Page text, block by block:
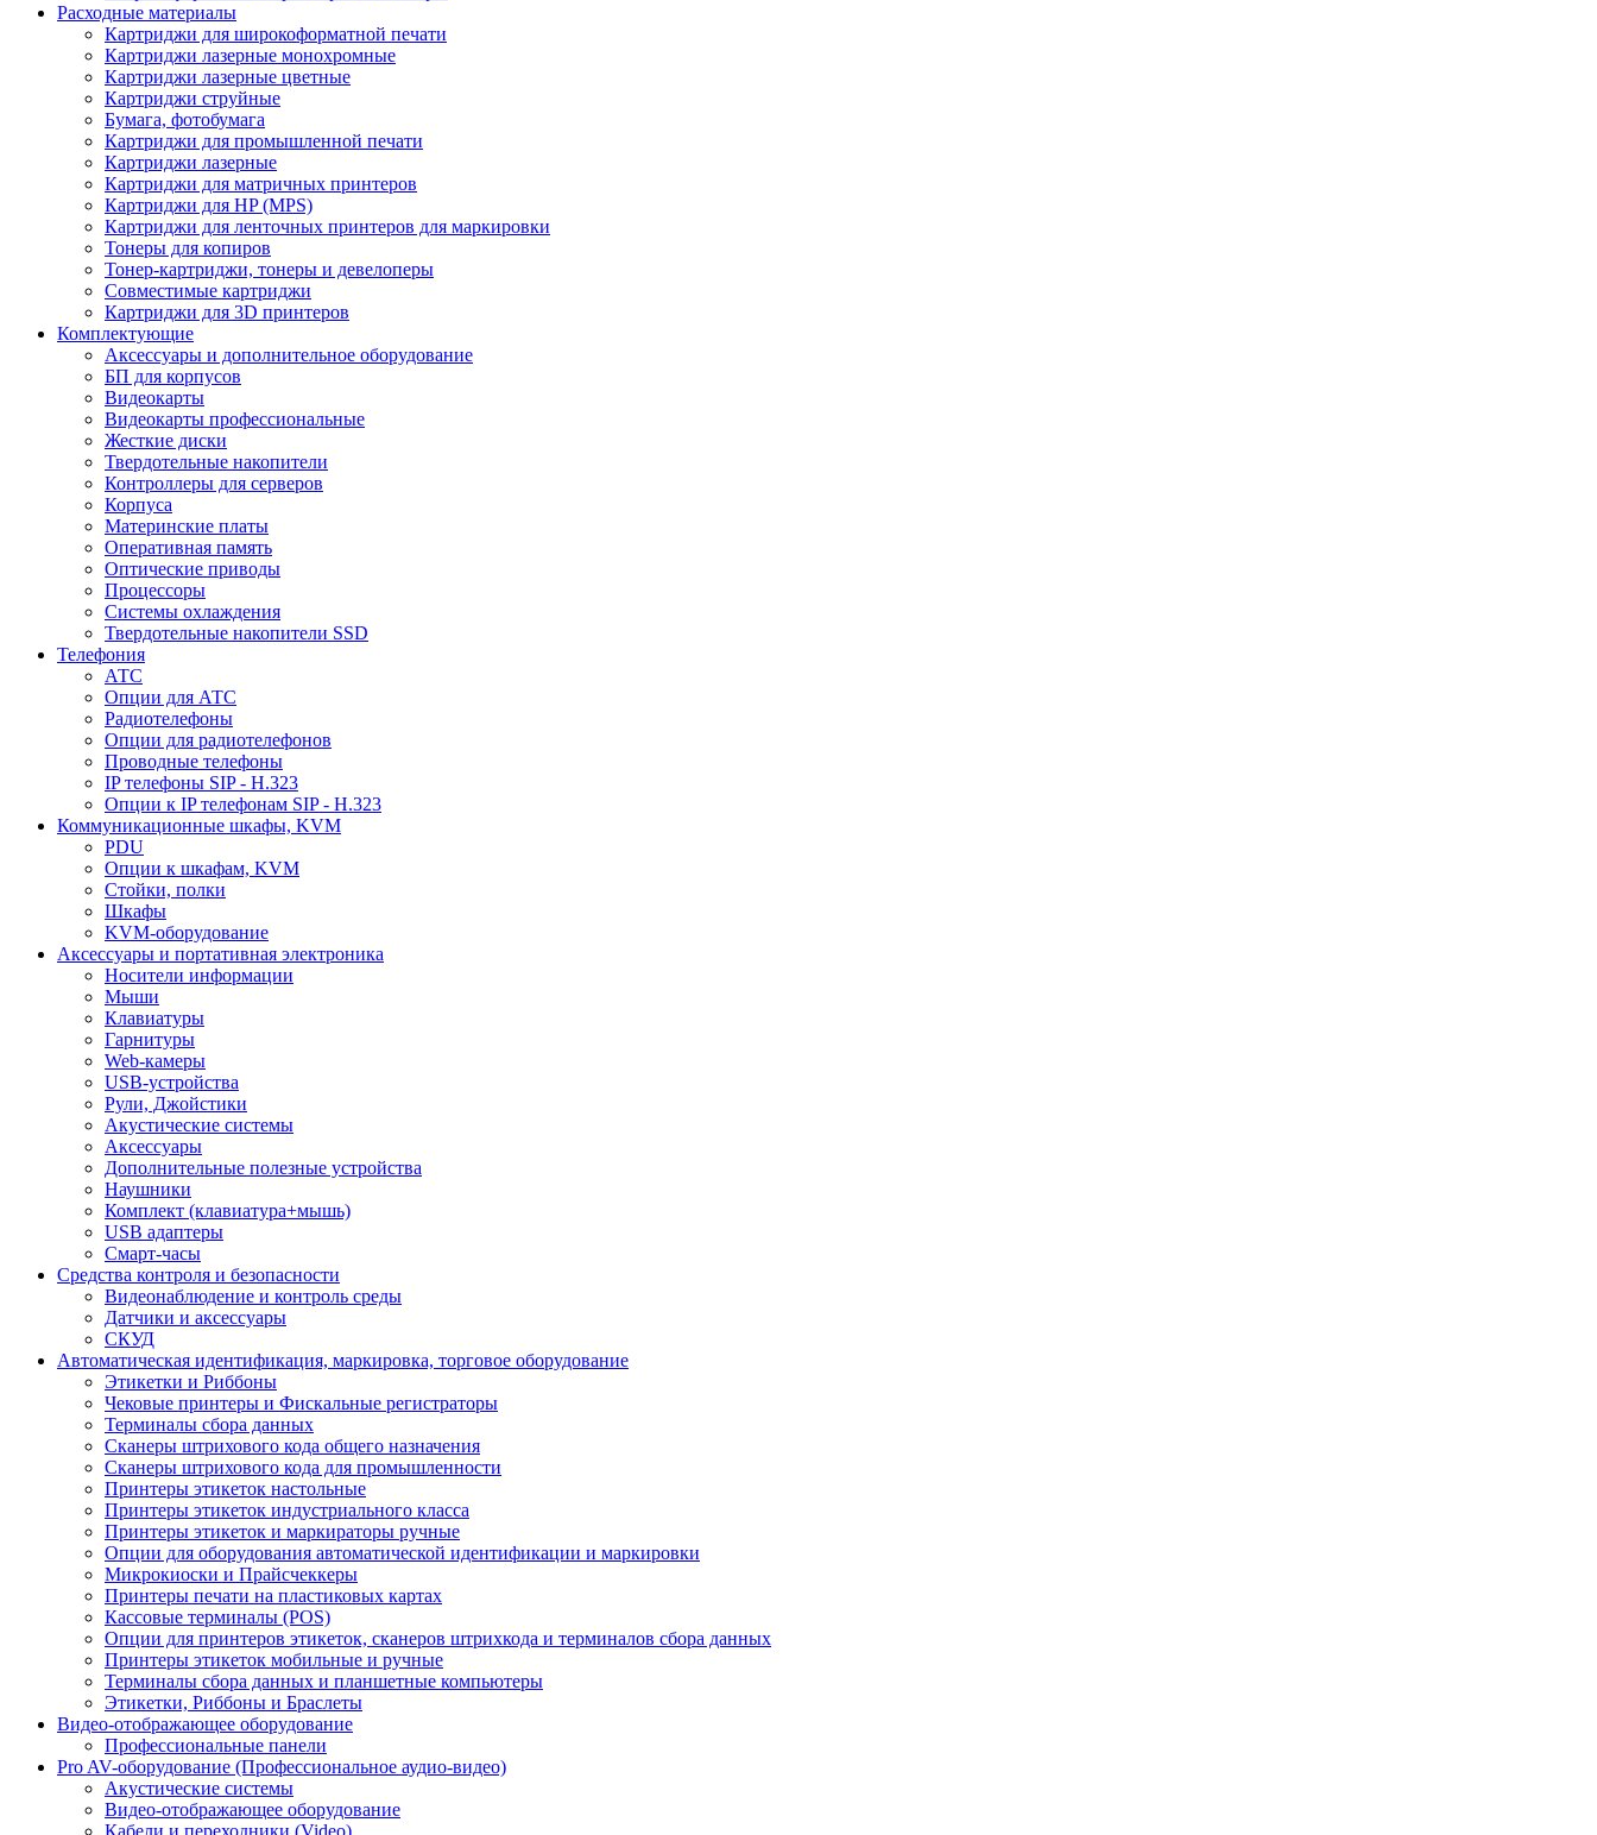
Расходные материалы
Картриджи для широкоформатной печати
Картриджи лазерные монохромные
Картриджи лазерные цветные
Картриджи струйные
Бумага, фотобумага
Картриджи для промышленной печати
Картриджи лазерные
Картриджи для матричных принтеров
Картриджи для HP (MPS)
Картриджи для ленточных принтеров для маркировки
Тонеры для копиров
Тонер-картриджи, тонеры и девелоперы
Совместимые картриджи
Картриджи для 3D принтеров
Комплектующие
Аксессуары и дополнительное оборудование
БП для корпусов
Видеокарты
Видеокарты профессиональные
Жесткие диски
Твердотельные накопители
Контроллеры для серверов
Корпуса
Материнские платы
Оперативная память
Оптические приводы
Процессоры
Системы охлаждения
Твердотельные накопители SSD
Телефония
АТС
Опции для АТС
Радиотелефоны
Опции для радиотелефонов
Проводные телефоны
IP телефоны SIP - H.323
Опции к IP телефонам SIP - H.323
Коммуникационные шкафы, KVM
PDU
Опции к шкафам, KVM
Стойки, полки
Шкафы
KVM-оборудование
Аксессуары и портативная электроника
Носители информации
Мыши
Клавиатуры
Гарнитуры
Web-камеры
USB-устройства
Рули, Джойстики
Акустические системы
Аксессуары
Дополнительные полезные устройства
Наушники
Комплект (клавиатура+мышь)
USB адаптеры
Смарт-часы
Средства контроля и безопасности
Видеонаблюдение и контроль среды
Датчики и аксессуары
СКУД
Автоматическая идентификация, маркировка, торговое оборудование
Этикетки и Риббоны
Чековые принтеры и Фискальные регистраторы
Терминалы сбора данных
Сканеры штрихового кода общего назначения
Сканеры штрихового кода для промышленности
Принтеры этикеток настольные
Принтеры этикеток индустриального класса
Принтеры этикеток и маркираторы ручные
Опции для оборудования автоматической идентификации и маркировки
Микрокиоски и Прайсчеккеры
Принтеры печати на пластиковых картах
Кассовые терминалы (POS)
Опции для принтеров этикеток, сканеров штрихкода и терминалов сбора данных
Принтеры этикеток мобильные и ручные
Терминалы сбора данных и планшетные компьютеры
Этикетки, Риббоны и Браслеты
Видео-отображающее оборудование
Профессиональные панели
Pro AV-оборудование (Профессиональное аудио-видео)
Акустические системы
Видео-отображающее оборудование